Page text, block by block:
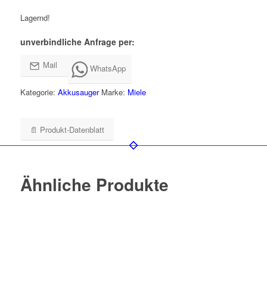
Lagernd!
unverbindliche Anfrage per:
Mail WhatsApp
Kategorie: Akkusauger Marke: Miele
📄 Produkt-Datenblatt
Ähnliche Produkte